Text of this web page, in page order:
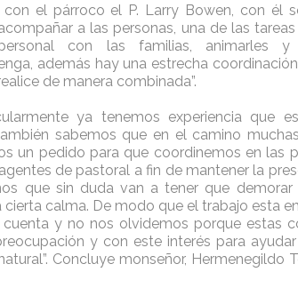
el párroco el P. Larry Bowen, con él
a las personas, una de las
con las familias, animarles y
además hay una estrecha
de manera combinada”.
ya tenemos experiencia que
sabemos que en el camino
un pedido para que coordinemos en las
de pastoral a fin de mantener la
que sin duda van a tener que
calma. De modo que el trabajo esta
y no nos olvidemos porque estas
y con este interés para
Concluye monseñor, Hermenegildo